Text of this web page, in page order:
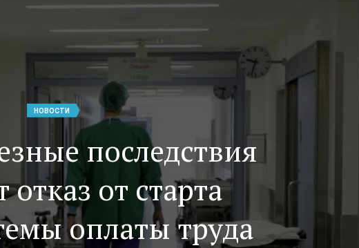
НОВОСТИ
последствия
отказ от старта
оплаты труда